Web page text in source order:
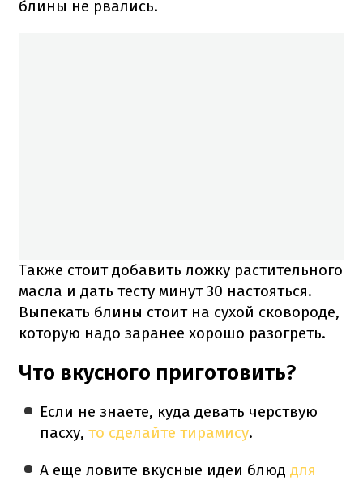
блины не рвались.
Также стоит добавить ложку растительного
масла и дать тесту минут 30 настояться.
Выпекать блины стоит на сухой сковороде,
которую надо заранее хорошо разогреть.
Что вкусного приготовить?
Если не знаете, куда девать черствую
пасху,то сделайте тирамису.
А еще ловите вкусные идеи блюддля